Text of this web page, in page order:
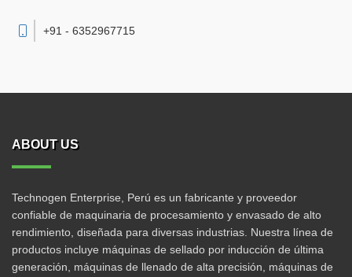
+91 - 6352967715
ABOUT US
Technogen Enterprise, Perú es un fabricante y proveedor
confiable de maquinaria de procesamiento y envasado de alto
rendimiento, diseñada para diversas industrias. Nuestra línea de
productos incluye máquinas de sellado por inducción de última
generación, máquinas de llenado de alta precisión, máquinas de